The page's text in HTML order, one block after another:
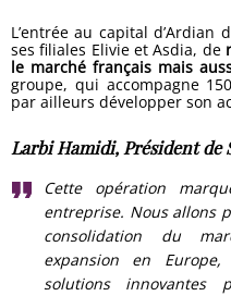
L’entrée au capital
ses filiales Elivie et Asdia, de
le marché français mais
groupe, qui accompagne
par ailleurs développer son
Larbi Hamidi, Président de
Cette opération
entreprise. Nous allons
consolidation du
expansion en
solutions innovantes